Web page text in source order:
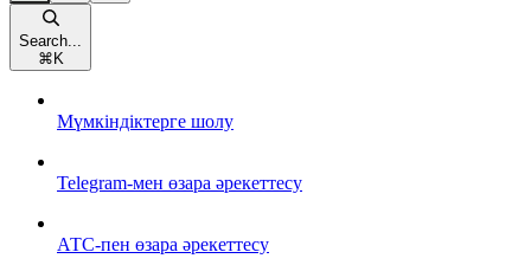
Search...
⌘ K
Мүмкіндіктерге шолу
Telegram-мен өзара әрекеттесу
АТС-пен өзара әрекеттесу